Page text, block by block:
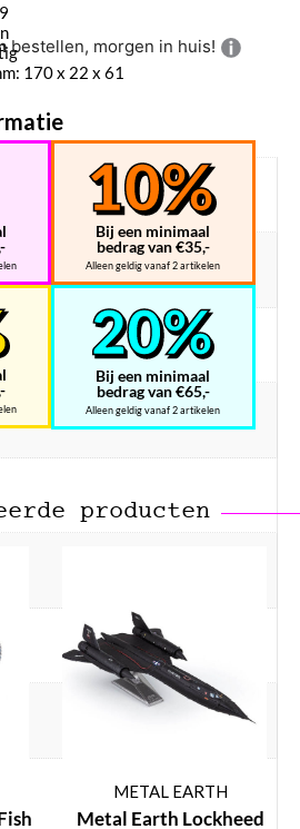
170 x 22 x 61
bestellen, morgen in huis!
Bij een minimaal
bedrag van €35,-
Alleen geldig vanaf 2 artikelen
Bij een minimaal
bedrag van €65,-
Alleen geldig vanaf 2 artikelen
producten
METAL EARTH
Metal Earth Lockheed